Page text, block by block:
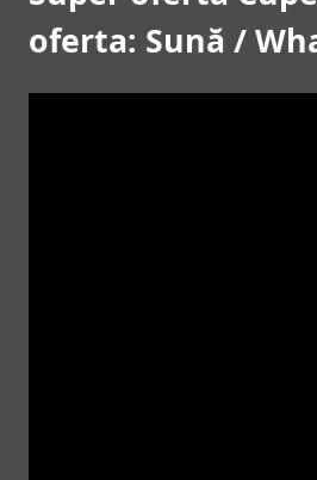
oferta: Sună /